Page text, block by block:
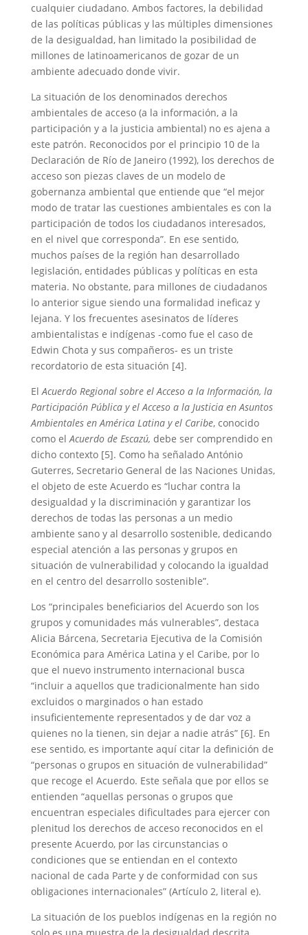
cualquier ciudadano. Ambos factores, la debilidad
de las políticas públicas y las múltiples dimensiones
de la desigualdad, han limitado la posibilidad de
millones de latinoamericanos de gozar de un
ambiente adecuado donde vivir.
La situación de los denominados derechos
ambientales de acceso (a la información, a la
participación y a la justicia ambiental) no es ajena a
este patrón. Reconocidos por el principio 10 de la
Declaración de Río de Janeiro (1992), los derechos de
acceso son piezas claves de un modelo de
gobernanza ambiental que entiende que “el mejor
modo de tratar las cuestiones ambientales es con la
participación de todos los ciudadanos interesados,
en el nivel que corresponda”. En ese sentido,
muchos países de la región han desarrollado
legislación, entidades públicas y políticas en esta
materia. No obstante, para millones de ciudadanos
lo anterior sigue siendo una formalidad ineficaz y
lejana. Y los frecuentes asesinatos de líderes
ambientalistas e indígenas -como fue el caso de
Edwin Chota y sus compañeros- es un triste
recordatorio de esta situación [4].
ElAcuerdo Regional sobre el Acceso a la Información, la
Participación Pública y el Acceso a la Justicia en Asuntos
Ambientales en América Latina y el Caribe, conocido
como elAcuerdo de Escazú, debe ser comprendido en
dicho contexto [5]. Como ha señalado António
Guterres, Secretario General de las Naciones Unidas,
el objeto de este Acuerdo es “luchar contra la
desigualdad y la discriminación y garantizar los
derechos de todas las personas a un medio
ambiente sano y al desarrollo sostenible, dedicando
especial atención a las personas y grupos en
situación de vulnerabilidad y colocando la igualdad
en el centro del desarrollo sostenible”.
Los “principales beneficiarios del Acuerdo son los
grupos y comunidades más vulnerables”, destaca
Alicia Bárcena, Secretaria Ejecutiva de la Comisión
Económica para América Latina y el Caribe, por lo
que el nuevo instrumento internacional busca
“incluir a aquellos que tradicionalmente han sido
excluidos o marginados o han estado
insuficientemente representados y de dar voz a
quienes no la tienen, sin dejar a nadie atrás” [6]. En
ese sentido, es importante aquí citar la definición de
“personas o grupos en situación de vulnerabilidad”
que recoge el Acuerdo. Este señala que por ellos se
entienden “aquellas personas o grupos que
encuentran especiales dificultades para ejercer con
plenitud los derechos de acceso reconocidos en el
presente Acuerdo, por las circunstancias o
condiciones que se entiendan en el contexto
nacional de cada Parte y de conformidad con sus
obligaciones internacionales” (Artículo 2, literal e).
La situación de los pueblos indígenas en la región no